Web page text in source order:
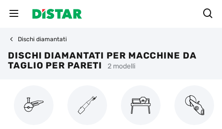
Dischi diamantati
DISCHI DIAMANTATI PER MACCHINE DA
TAGLIO PER PARETI
2 modelli